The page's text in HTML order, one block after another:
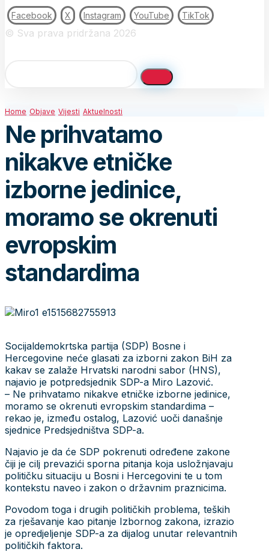
Facebook X Instagram YouTube TikTok
© Sva prava pridržana 2026
Home Objave Vijesti Aktuelnosti
Ne prihvatamo
nikakve etničke
izborne jedinice,
moramo se okrenuti
evropskim
standardima
Socijaldemokrtska partija (SDP) Bosne i
Hercegovine neće glasati za izborni zakon BiH za
kakav se zalaže Hrvatski narodni sabor (HNS),
najavio je potpredsjednik SDP-a Miro Lazović.
– Ne prihvatamo nikakve etničke izborne jedinice,
moramo se okrenuti evropskim standardima –
rekao je, između ostalog, Lazović uoči današnje
sjednice Predsjedništva SDP-a.
Najavio je da će SDP pokrenuti određene zakone
čiji je cilj prevazići sporna pitanja koja usložnjavaju
političku situaciju u Bosni i Hercegovini te u tom
kontekstu naveo i zakon o državnim praznicima.
Povodom toga i drugih političkih problema, teških
za rješavanje kao pitanje Izbornog zakona, izrazio
je opredjeljenje SDP-a za dijalog unutar relevantnih
političkih faktora.